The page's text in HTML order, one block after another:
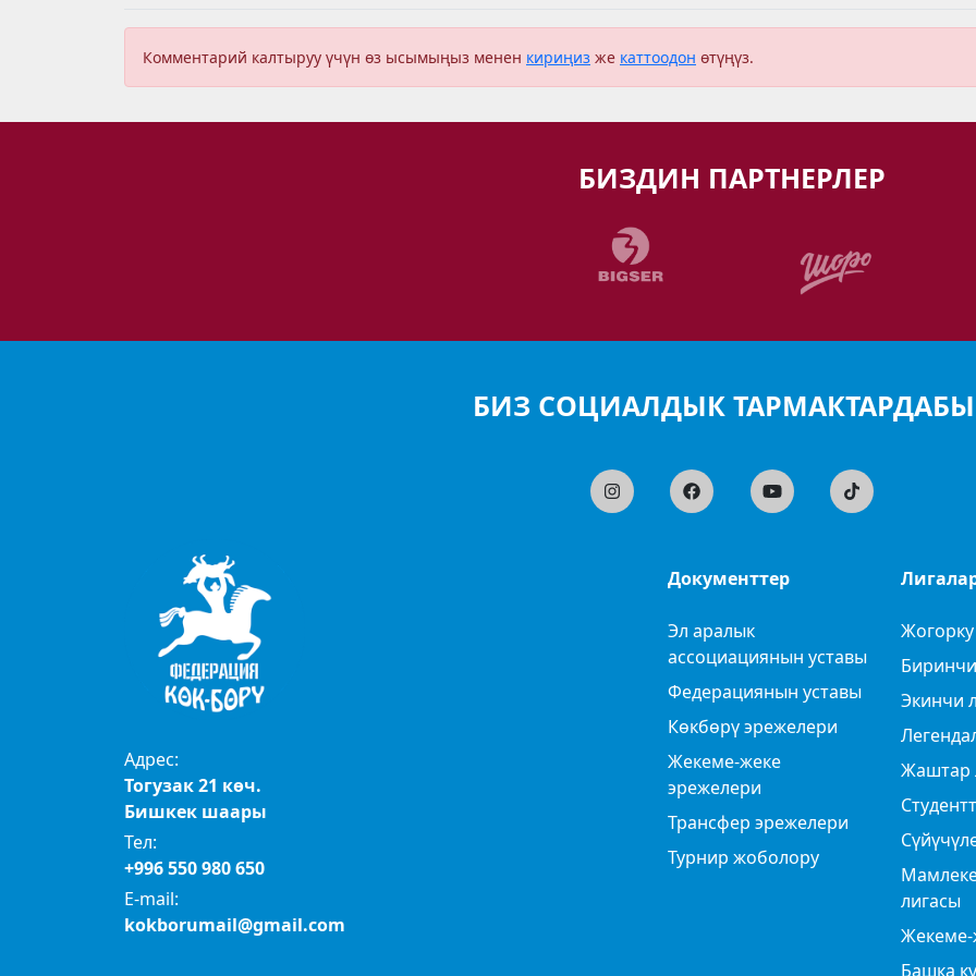
Комментарий калтыруу үчүн өз ысымыңыз менен кириңиз же каттоодон өтүңүз.
БИЗДИН ПАРТНЕРЛЕР
БИЗ СОЦИАЛДЫК
Адрес:
Тогузак 21 көч.
Бишкек шаары
Тел:
+996 550 980 650
E-mail:
kokborumail@gmail.com
Документтер
Эл аралык
ассоциациянын уставы
Федерациянын уставы
Көкбөрү эрежелери
Жекеме-жеке
эрежелери
Трансфер эрежелери
Турнир жоболору
Жогорку
Экинчи
Жаштар
лигасы
Жекеме-
Башка